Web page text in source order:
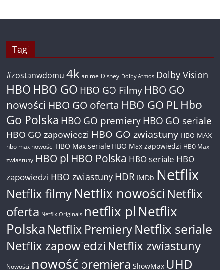
Tagi
#zostanwdomu 4k anime Disney Dolby Atmos Dolby Vision
HBO HBO GO HBO GO Filmy HBO GO
nowości HBO GO oferta HBO GO PL Hbo
Go Polska HBO GO premiery HBO GO seriale
HBO GO zapowiedzi HBO GO zwiastuny HBO MAX
hbo max nowości HBO Max seriale HBO Max zapowiedzi HBO Max
zwiastuny HBO pl HBO Polska HBO seriale HBO
zapowiedzi HBO zwiastuny HDR IMDb Netflix
Netflix filmyNetflix nowości Netflix
oferta Netflix Originals netflix pl Netflix
Polska Netflix PremieryNetflix seriale
Netflix zapowiedzi Netflix zwiastuny
Nowości nowość premiera ShowMax UHD